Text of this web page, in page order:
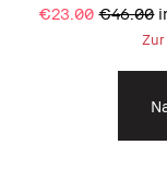
€23.00 €46.00